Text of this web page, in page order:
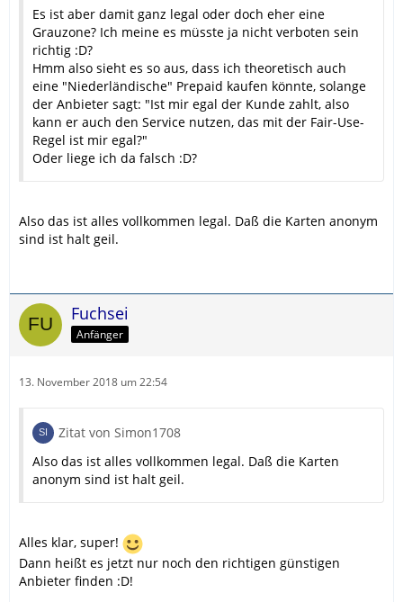
Es ist aber damit ganz legal oder doch eher eine
Grauzone? Ich meine es müsste ja nicht verboten sein
richtig :D?
Hmm also sieht es so aus, dass ich theoretisch auch
eine "Niederländische" Prepaid kaufen könnte, solange
der Anbieter sagt: "Ist mir egal der Kunde zahlt, also
kann er auch den Service nutzen, das mit der Fair-Use-
Regel ist mir egal?"
Oder liege ich da falsch :D?
Also das ist alles vollkommen legal. Daß die Karten anonym
sind ist halt geil.
Fuchsei
Anfänger
13. November 2018 um 22:54
Zitat von Simon1708
Also das ist alles vollkommen legal. Daß die Karten
anonym sind ist halt geil.
Alles klar, super!
Dann heißt es jetzt nur noch den richtigen günstigen
Anbieter finden :D!